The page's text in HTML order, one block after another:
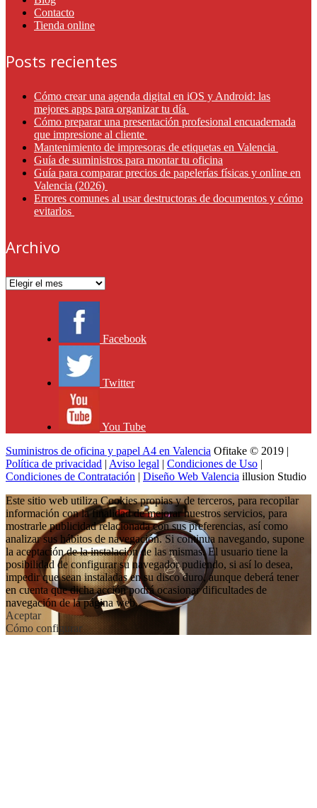
Contacto
Tienda online
Posts recientes
Cómo crear una agenda digital en iOS y Android: las
mejores apps para organizar tu día
Cómo preparar una presentación profesional encuadernada
que impresione al cliente
Mantenimiento de impresoras de etiquetas en Valencia
Guía de suministros para montar tu oficina
Guía para comparar precios de papelerías físicas y online en
Valencia (2026)
Errores comunes al usar destructoras de documentos y cómo
evitarlos
Archivo
Archivo
Facebook
Twitter
You Tube
Suministros de oficina y papel A4 en Valencia Ofitake © 2019 |
Política de privacidad | Aviso legal | Condiciones de Uso |
Condiciones de Contratación | Diseño Web Valencia illusion Studio
Este sitio web utiliza Cookies propias y de terceros, para recopilar
información con la finalidad de mejorar nuestros servicios, para
mostrarle publicidad relacionada con sus preferencias, así como
analizar sus hábitos de navegación. Si continua navegando, supone
la aceptación de la instalación de las mismas. El usuario tiene la
posibilidad de configurar su navegador pudiendo, si así lo desea,
impedir que sean instaladas en su disco duro, aunque deberá tener
en cuenta que dicha acción podrá ocasionar dificultades de
navegación de la página web.
Aceptar
Cómo configurar